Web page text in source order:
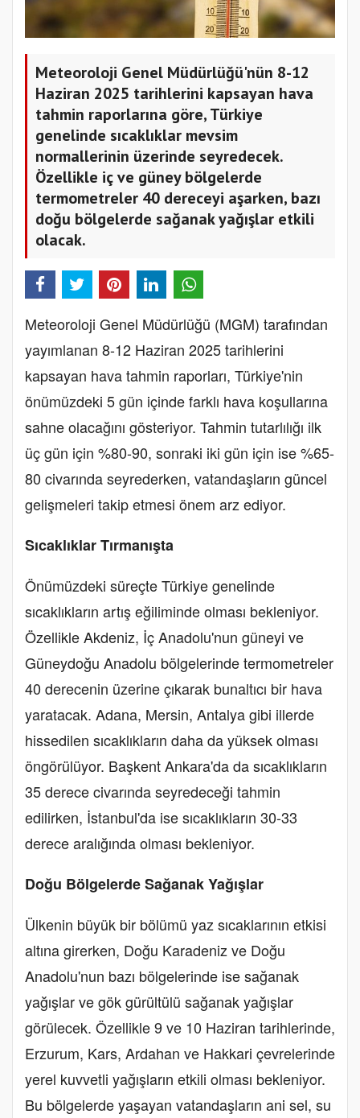
Meteoroloji Genel Müdürlüğü'nün 8-12
Haziran 2025 tarihlerini kapsayan hava
tahmin raporlarına göre, Türkiye
genelinde sıcaklıklar mevsim
normallerinin üzerinde seyredecek.
Özellikle iç ve güney bölgelerde
termometreler 40 dereceyi aşarken, bazı
doğu bölgelerde sağanak yağışlar etkili
olacak.
Meteoroloji Genel Müdürlüğü (MGM) tarafından
yayımlanan 8-12 Haziran 2025 tarihlerini
kapsayan hava tahmin raporları, Türkiye'nin
önümüzdeki 5 gün içinde farklı hava koşullarına
sahne olacağını gösteriyor. Tahmin tutarlılığı ilk
üç gün için %80-90, sonraki iki gün için ise %65-
80 civarında seyrederken, vatandaşların güncel
gelişmeleri takip etmesi önem arz ediyor.
Sıcaklıklar Tırmanışta
Önümüzdeki süreçte Türkiye genelinde
sıcaklıkların artış eğiliminde olması bekleniyor.
Özellikle Akdeniz, İç Anadolu'nun güneyi ve
Güneydoğu Anadolu bölgelerinde termometreler
40 derecenin üzerine çıkarak bunaltıcı bir hava
yaratacak. Adana, Mersin, Antalya gibi illerde
hissedilen sıcaklıkların daha da yüksek olması
öngörülüyor. Başkent Ankara'da da sıcaklıkların
35 derece civarında seyredeceği tahmin
edilirken, İstanbul'da ise sıcaklıkların 30-33
derece aralığında olması bekleniyor.
Doğu Bölgelerde Sağanak Yağışlar
Ülkenin büyük bir bölümü yaz sıcaklarının etkisi
altına girerken, Doğu Karadeniz ve Doğu
Anadolu'nun bazı bölgelerinde ise sağanak
yağışlar ve gök gürültülü sağanak yağışlar
görülecek. Özellikle 9 ve 10 Haziran tarihlerinde,
Erzurum, Kars, Ardahan ve Hakkari çevrelerinde
yerel kuvvetli yağışların etkili olması bekleniyor.
Bu bölgelerde yaşayan vatandaşların ani sel, su